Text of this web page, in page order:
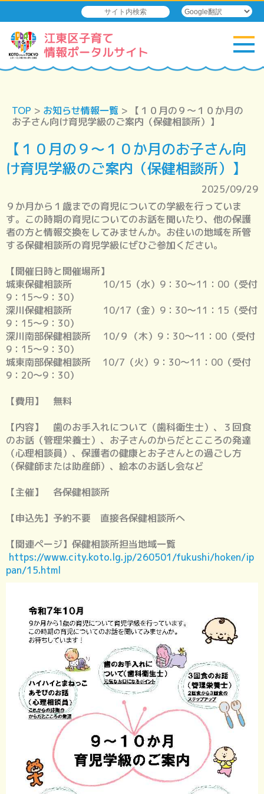
TOP > お知らせ情報一覧 > 【１０月の９～１０か月の
お子さん向け育児学級のご案内（保健相談所）】
【１０月の９～１０か月のお子さん向
け育児学級のご案内（保健相談所）】
2025/09/29
９か月から１歳までの育児についての学級を行っていま
す。この時期の育児についてのお話を聞いたり、他の保護
者の方と情報交換をしてみませんか。お住いの地域を所管
する保健相談所の育児学級にぜひご参加ください。
【開催日時と開催場所】
城東保健相談所 10/15（水）9：30～11：00（受付
9：15～9：30）
深川保健相談所 10/17（金）9：30～11：15（受付
9：15～9：30）
深川南部保健相談所 10/９（木）9：30～11：00（受付
9：15～9：30）
城東南部保健相談所 10/7（火）9：30～11：00（受付
9：20～9：30）
【費用】 無料
【内容】 歯のお手入れについて（歯科衛生士）、３回食
のお話（管理栄養士）、お子さんのからだとこころの発達
（心理相談員）、保護者の健康とお子さんとの過ごし方
（保健師または助産師）、絵本のお話し会など
【主催】 各保健相談所
【申込先】予約不要 直接各保健相談所へ
【関連ページ】保健相談所担当地域一覧
https://www.city.koto.lg.jp/260501/fukushi/hoken/ip
pan/15.html